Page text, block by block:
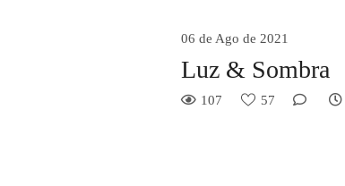
06 de Ago de 2021
Luz & Sombra
107 57